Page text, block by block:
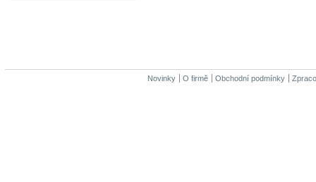
Novinky O firmě Obchodní podmínky